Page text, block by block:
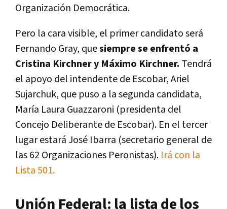
Organización Democrática.
Pero la cara visible, el primer candidato será
Fernando Gray, quesiempre se enfrentó a
Cristina Kirchner y Máximo Kirchner. Tendrá
el apoyo del intendente de Escobar, Ariel
Sujarchuk, que puso a la segunda candidata,
María Laura Guazzaroni (presidenta del
Concejo Deliberante de Escobar). En el tercer
lugar estará José Ibarra (secretario general de
las 62 Organizaciones Peronistas). Irá con la
Lista 501.
Unión Federal: la lista de los